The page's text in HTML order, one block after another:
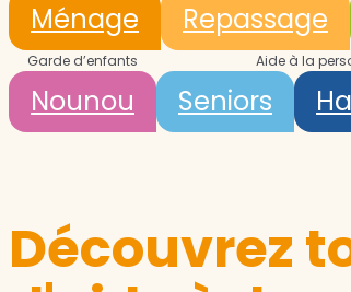
Ménage Repassage
Garde d’enfants
Nounou
Aide à la
Seniors
Découvrez